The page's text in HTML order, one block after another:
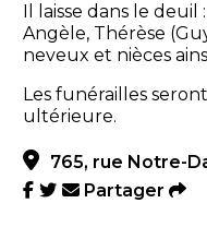
Il laisse dans le
Angèle, Thérèse
neveux et nièces
Les funérailles
ultérieure.
765, rue Notre-
Partager